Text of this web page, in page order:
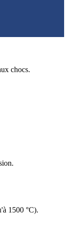
chocs.
1500 °C).